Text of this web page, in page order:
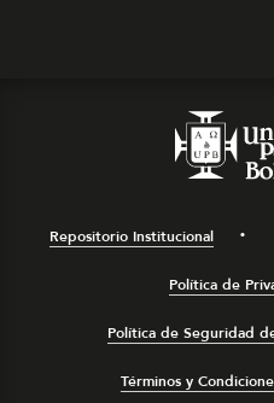
Repositorio Institucional
Política de
Política de Seguridad
Términos y